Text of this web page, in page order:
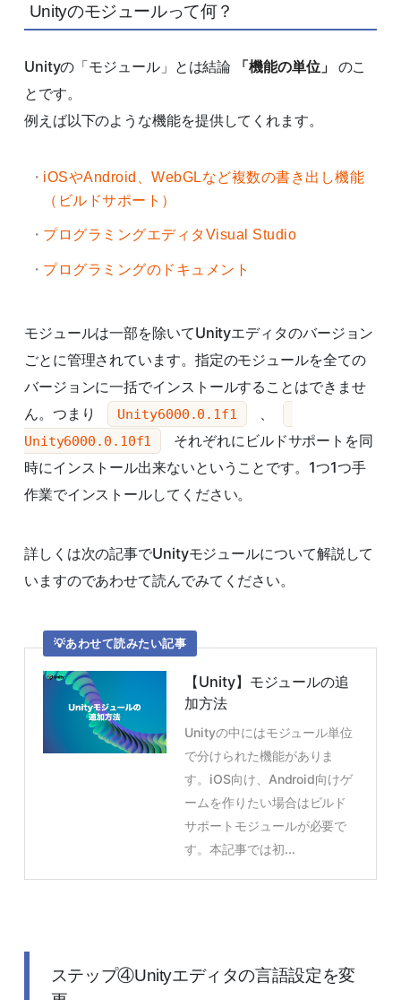
Unityのモジュールって何？
Unityの「モジュール」とは結論 「機能の単位」 のこ
とです。
例えば以下のような機能を提供してくれます。
iOSやAndroid、WebGLなど複数の書き出し機能
（ビルドサポート）
プログラミングエディタVisual Studio
プログラミングのドキュメント
モジュールは一部を除いてUnityエディタのバージョン
ごとに管理されています。指定のモジュールを全ての
バージョンに一括でインストールすることはできませ
ん。つまり
Unity6000.0.1f1 、
Unity6000.0.10f1
それぞれにビルドサポートを同
時にインストール出来ないということです。1つ1つ手
作業でインストールしてください。
詳しくは次の記事でUnityモジュールについて解説して
いますのであわせて読んでみてください。
あわせて読みたい記事
【Unity】モジュールの追
加方法
Unityの中にはモジュール単位
で分けられた機能がありま
す。iOS向け、Android向けゲ
ームを作りたい場合はビルド
サポートモジュールが必要で
す。本記事では初...
ステップ④Unityエディタの言語設定を変